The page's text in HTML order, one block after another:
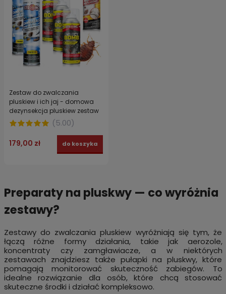
Zestaw do zwalczania
pluskiew i ich jaj - domowa
dezynsekcja pluskiew zestaw
CRYO-FOG STRONG
(5.00)
179,00 zł do koszyka
Preparaty na pluskwy — co wyróżnia
zestawy?
Zestawy do zwalczania pluskiew wyróżniają się tym, że
łączą różne formy działania, takie jak aerozole,
koncentraty czy zamgławiacze, a w niektórych
zestawach znajdziesz także pułapki na pluskwy, które
pomagają monitorować skuteczność zabiegów. To
idealne rozwiązanie dla osób, które chcą stosować
skuteczne środki i działać kompleksowo.